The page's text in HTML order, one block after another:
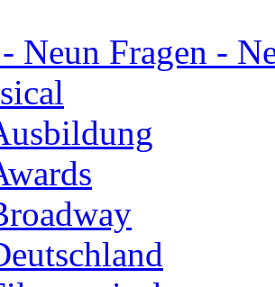
Neun Fragen -